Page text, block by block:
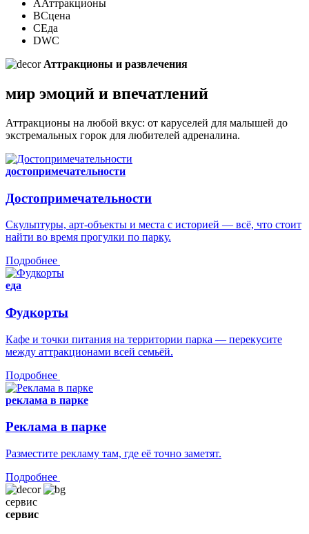
ААттракционы
BСцена
CЕда
DWC
Аттракционы и развлечения
мир эмоций и впечатлений
Аттракционы на любой вкус: от каруселей для малышей до
экстремальных горок для любителей адреналина.
достопримечательности
Достопримечательности
Скульптуры, арт-объекты и места с историей — всё, что стоит
найти во время прогулки по парку.
Подробнее
еда
Фудкорты
Кафе и точки питания на территории парка — перекусите
между аттракционами всей семьёй.
Подробнее
реклама в парке
Реклама в парке
Разместите рекламу там, где её точно заметят.
Подробнее
сервис
сервис